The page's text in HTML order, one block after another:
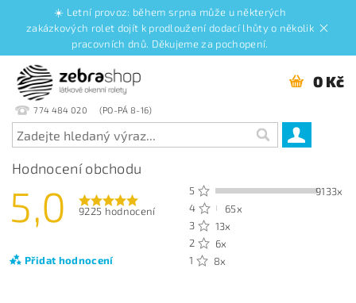
☀️ Letní provoz: během srpna může u některých
zakázkových rolet dojít k prodloužení dodací lhůty o několik
pracovních dnů. Děkujeme za pochopení.
774 484 020
0 Kč
Hodnocení obchodu
5,0 9225 hodnocení
Přidat hodnocení
5
9133x
4
65x
3
13x
2
6x
1
8x